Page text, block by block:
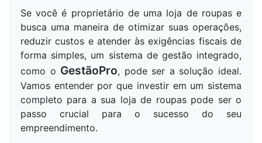
Se você é proprietário de uma loja de roupas e
busca uma maneira de otimizar suas operações,
reduzir custos e atender às exigências fiscais de
forma simples, um sistema de gestão integrado,
como o GestãoPro, pode ser a solução ideal.
Vamos entender por que investir em um sistema
completo para a sua loja de roupas pode ser o
passo crucial para o sucesso do seu
empreendimento.